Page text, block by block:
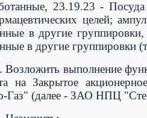
23.19.23 - Посуда
целей;
в другие
в другие группировки
Возложить выполнение
на Закрытое
Газ" (далее - ЗАО НПЦ